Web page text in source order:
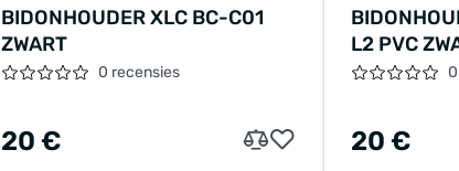
BIDONHOUDER XLC BC-C01
ZWART
0 recensies
20 €
L2 PVC
20 €